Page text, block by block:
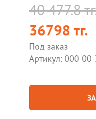
40 477.8
36798 тг.
Под заказ
Артикул: 000-